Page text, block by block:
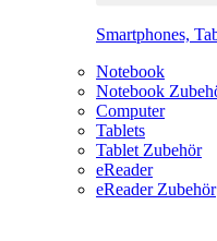
Smartphones,
Notebook
Notebook
Computer
Tablets
Tablet Zubehör
eReader
eReader Zubehör